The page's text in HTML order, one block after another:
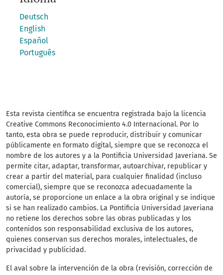
Deutsch
English
Español
Português
Esta revista científica se encuentra registrada bajo la licencia
Creative Commons Reconocimiento 4.0 Internacional. Por lo
tanto, esta obra se puede reproducir, distribuir y comunicar
públicamente en formato digital, siempre que se reconozca el
nombre de los autores y a la Pontificia Universidad Javeriana. Se
permite citar, adaptar, transformar, autoarchivar, republicar y
crear a partir del material, para cualquier finalidad (incluso
comercial), siempre que se reconozca adecuadamente la
autoría, se proporcione un enlace a la obra original y se indique
si se han realizado cambios. La Pontificia Universidad Javeriana
no retiene los derechos sobre las obras publicadas y los
contenidos son responsabilidad exclusiva de los autores,
quienes conservan sus derechos morales, intelectuales, de
privacidad y publicidad.
El aval sobre la intervención de la obra (revisión, corrección de